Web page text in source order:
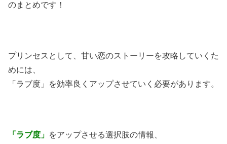
のまとめです！
プリンセスとして、甘い恋のストーリーを攻略していくた
めには、
「ラブ度」を効率良くアップさせていく必要があります。
「ラブ度」 をアップさせる選択肢の情報、